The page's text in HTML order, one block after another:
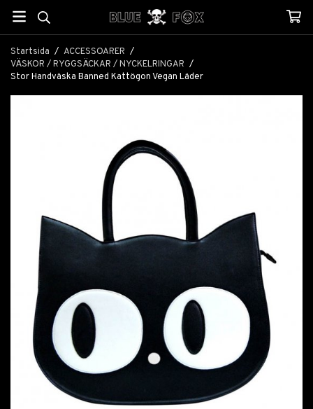
Startsida / ACCESSOARER /
VÄSKOR / RYGGSÄCKAR / NYCKELRINGAR /
Stor Handväska Banned Kattögon Vegan Läder